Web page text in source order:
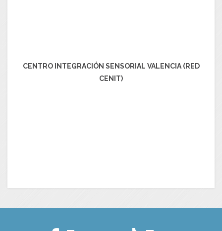
CENTRO INTEGRACIÓN SENSORIAL VALENCIA (RED
CENIT)